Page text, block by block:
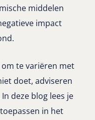
middelen
impact
te variëren met
doet, adviseren
deze blog lees je
in het